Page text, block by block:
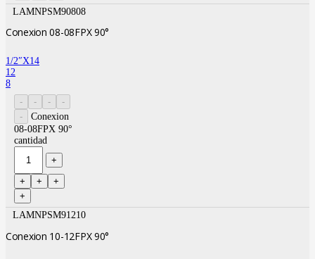
LAMNPSM90808
Conexion 08-08FPX 90°
1/2″X14
12
8
Conexion
08-08FPX 90°
cantidad
LAMNPSM91210
Conexion 10-12FPX 90°